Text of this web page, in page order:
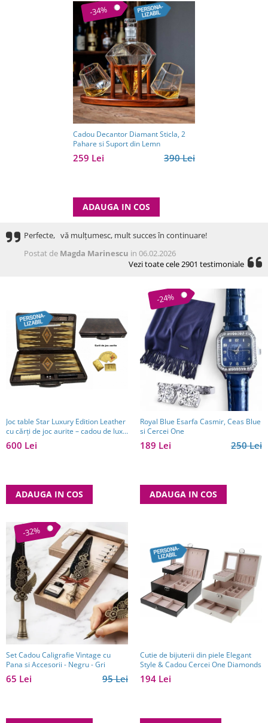
-34%
Cadou Decantor Diamant Sticla, 2
Pahare si Suport din Lemn
390 Lei
259 Lei
ADAUGA IN COS
Perfecte, vă mulțumesc, mult succes în continuare!
Postat de Magda Marinescu in 06.02.2026
Vezi toate cele 2901 testimoniale
Joc table Star Luxury Edition Leather
cu cărți de joc aurite – cadou de lux
pentru bărbați
600 Lei
ADAUGA IN COS
-24%
Royal Blue Esarfa Casmir, Ceas Blue
si Cercei One
250 Lei
189 Lei
ADAUGA IN COS
-32%
Set Cadou Caligrafie Vintage cu
Pana si Accesorii - Negru - Gri
95 Lei
65 Lei
Cutie de bijuterii din piele Elegant
Style & Cadou Cercei One Diamonds
194 Lei